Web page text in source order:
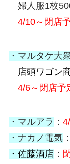
婦人服1枚
4/10～閉店
・マルタケ大
店頭ワゴン
4/6～閉店予
・マルアラ ：
・ナカノ電気：
・佐藤酒店：